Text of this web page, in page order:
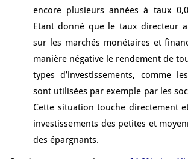
encore plusieurs années à taux
Etant donné que le taux directeur
sur les marchés monétaires et
manière négative le rendement de
types d’investissements, comme
sont utilisées par exemple par les
Cette situation touche directement
investissements des petites et
des épargnants.